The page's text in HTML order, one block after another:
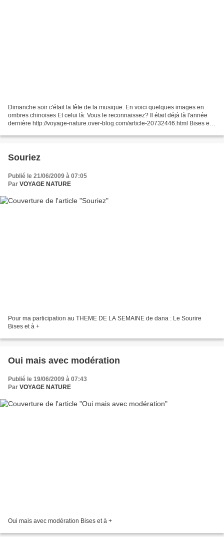
Dimanche soir c'était la fête de la musique. En voici quelques images en
ombres chinoises Et celui là: Vous le reconnaissez? Il était déjà là l'année
dernière http://voyage-nature.over-blog.com/article-20732446.html Bises et à
Souriez
Publié le 21/06/2009 à 07:05
Par VOYAGE NATURE
Pour ma participation au THEME DE LA SEMAINE de dana : Le Sourire
Bises et à +
Oui mais avec modération
Publié le 19/06/2009 à 07:43
Par VOYAGE NATURE
Oui mais avec modération Bises et à +